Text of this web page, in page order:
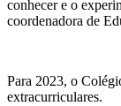
conhecer e o
coordenadora de
Para 2023, o
extracurriculares.